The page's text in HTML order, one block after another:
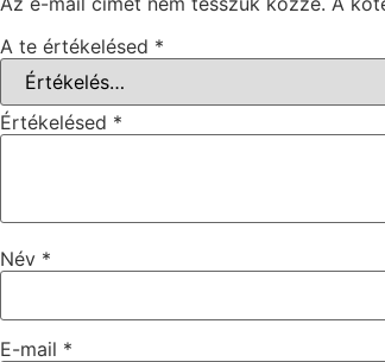
A te értékelésed *
Értékelésed *
Név *
E-mail *